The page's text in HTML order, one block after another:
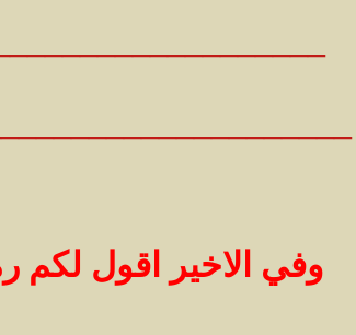
وفي الاخير اقول لكم